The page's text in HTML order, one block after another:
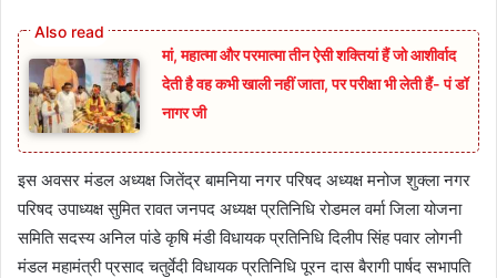
मां, महात्मा और परमात्मा तीन ऐसी शक्तियां हैं जो आशीर्वाद
देती है वह कभी खाली नहीं जाता, पर परीक्षा भी लेती हैं- पं डॉ
नागर जी
इस अवसर मंडल अध्यक्ष जितेंद्र बामनिया नगर परिषद अध्यक्ष मनोज शुक्ला नगर
परिषद उपाध्यक्ष सुमित रावत जनपद अध्यक्ष प्रतिनिधि रोडमल वर्मा जिला योजना
समिति सदस्य अनिल पांडे कृषि मंडी विधायक प्रतिनिधि दिलीप सिंह पवार लोगनी
मंडल महामंत्री प्रसाद चतुर्वेदी विधायक प्रतिनिधि पूरन दास बैरागी पार्षद सभापति